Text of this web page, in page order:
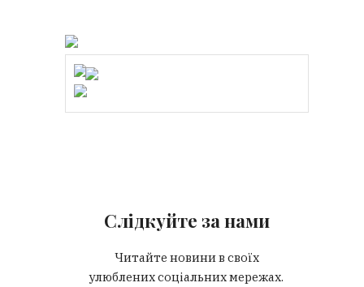
Слідкуйте за нами
Читайте новини в своїх
улюблених соціальних мережах.